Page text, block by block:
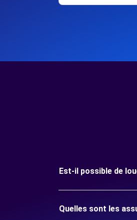
Est-il possible de
Quelles sont les